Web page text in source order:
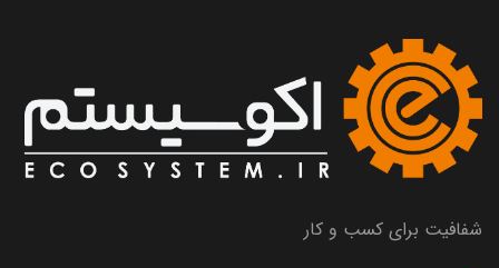
شفافیت برای کسب و کار